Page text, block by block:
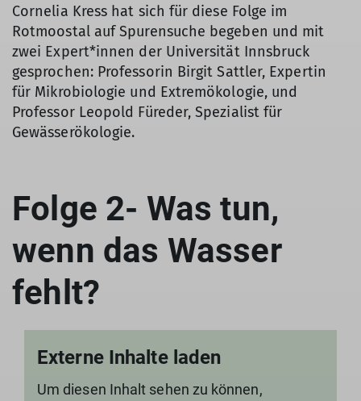
Cornelia Kress hat sich für diese Folge im
Rotmoostal auf Spurensuche begeben und mit
zwei Expert*innen der Universität Innsbruck
gesprochen: Professorin Birgit Sattler, Expertin
für Mikrobiologie und Extremökologie, und
Professor Leopold Füreder, Spezialist für
Gewässerökologie.
Folge 2- Was tun,
wenn das Wasser
fehlt?
Externe Inhalte laden
Um diesen Inhalt sehen zu können,